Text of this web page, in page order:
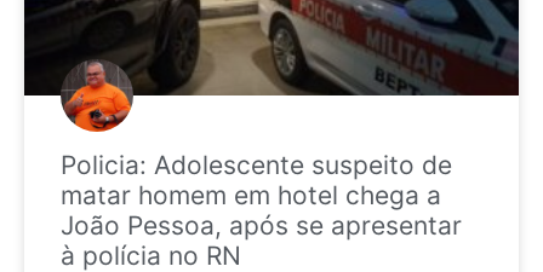
Policia: Adolescente suspeito de
matar homem em hotel chega a
João Pessoa, após se apresentar
à polícia no RN